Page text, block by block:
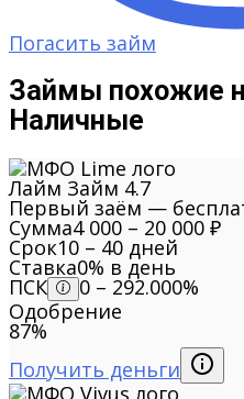
Погасить займ
Займы похожие
Наличные
Лайм Займ 4.7
Первый заём —
Сумма4 000 – 20 000 ₽
Срок10 – 40 дней
Ставка0% в день
ПСК
0 – 292.000%
Одобрение
87%
Получить деньги